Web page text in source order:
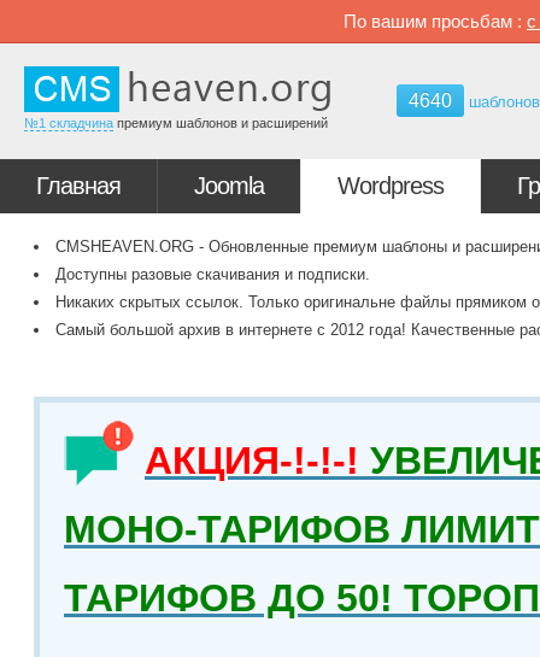
По вашим просьбам : с
№1 складчина премиум шаблонов и расширений
4640 шаблонов
Главная Joomla Wordpress
CMSHEAVEN.ORG - Обновленные премиум шаблоны и
Доступны разовые скачивания и подписки.
Никаких скрытых ссылок. Только оригинальне файлы прямиком
Самый большой архив в интернете с 2012 года! Качественные
АКЦИЯ-!-!-!
МОНО-ТАРИФОВ
ТАРИФОВ ДО 50!